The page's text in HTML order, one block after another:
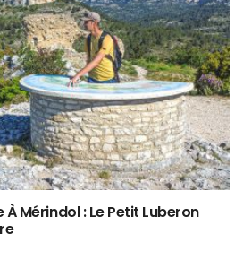
Mérindol : Le Petit Luberon